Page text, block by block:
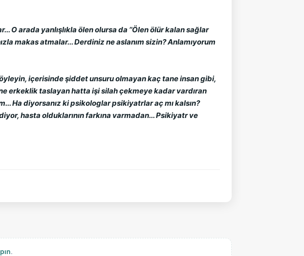
arada yanlışlıkla ölen olursa da ’’Ölen ölür kalan sağlar
makas atmalar... Derdiniz ne aslanım sizin? Anlamıyorum
içerisinde şiddet unsuru olmayan kaç tane insan gibi,
erkeklik taslayan hatta işi silah çekmeye kadar vardıran
Ha diyorsanız ki psikologlar psikiyatrlar aç mı kalsın?
hasta olduklarının farkına varmadan... Psikiyatr ve
.